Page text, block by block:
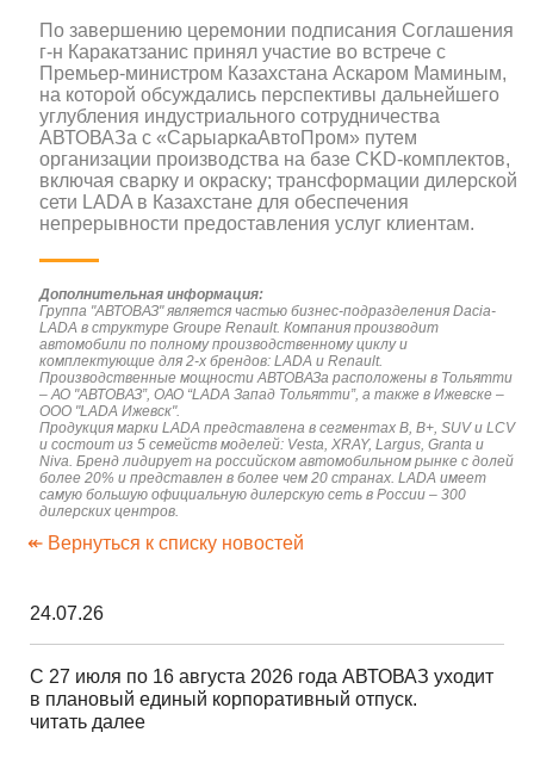
По завершению церемонии подписания Соглашения
г-н Каракатзанис принял участие во встрече с
Премьер-министром Казахстана Аскаром Маминым,
на которой обсуждались перспективы дальнейшего
углубления индустриального сотрудничества
АВТОВАЗа с «СарыаркаАвтоПром» путем
организации производства на базе CKD-комплектов,
включая сварку и окраску; трансформации дилерской
сети LADA в Казахстане для обеспечения
непрерывности предоставления услуг клиентам.
Дополнительная информация:
Группа "АВТОВАЗ" является частью бизнес-подразделения Dacia-
LADA в структуре Groupe Renault. Компания производит
автомобили по полному производственному циклу и
комплектующие для 2-х брендов: LADA и Renault.
Производственные мощности АВТОВАЗа расположены в Тольятти
– АО "АВТОВАЗ”, ОАО “LADA Запад Тольятти”, а также в Ижевске –
ООО "LADA Ижевск".
Продукция марки LADA представлена в сегментах В, B+, SUV и LCV
и состоит из 5 семейств моделей: Vesta, XRAY, Largus, Granta и
Niva. Бренд лидирует на российском автомобильном рынке с долей
более 20% и представлен в более чем 20 странах. LADA имеет
самую большую официальную дилерскую сеть в России – 300
дилерских центров.
↞ Вернуться к списку новостей
24.07.26
С 27 июля по 16 августа 2026 года АВТОВАЗ уходит
в плановый единый корпоративный отпуск.
читать далее